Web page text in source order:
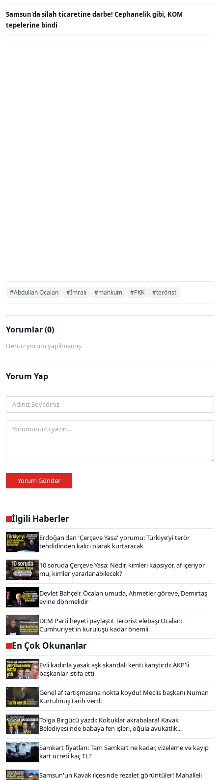
Samsun'da silah ticaretine darbe! Cephanelik gibi, KOM
tepelerine bindi
#Abdullah Öcalan #İmralı #mahkum #PKK #terörist
Yorumlar (0)
Henüz yorum yapılmamış.
Yorum Yap
Yorum Gönder
İlgili Haberler
Erdoğan'dan 'Çerçeve Yasa' yorumu: Türkiye’yi terör
tehdidinden kalıcı olarak kurtaracak
10 soruda Çerçeve Yasa: Nedir, kimleri kapsıyor, af içeriyor
mu, kimler yararlanabilecek?
Devlet Bahçeli: Öcalan umuda, Ahmetler göreve, Demirtaş
evine dönmelidir
DEM Parti heyeti paylaştı! Terörist elebaşı Öcalan:
Cumhuriyet'in kuruluşu kadar önemli
En Çok Okunanlar
Evli kadınla yasak aşk skandalı kenti karıştırdı: AKP'li
başkanlar istifa etti
Genel af tartışmasına nokta koydu! Meclis başkanı Numan
Kurtulmuş tarih verdi
Tolga Birgücü yazdı: Koltuklar akrabalara! Kavak
Belediyesi'nde babaya fen işleri, oğula avukatlık...
Samkart fiyatları: Tam Samkart ne kadar, vizeleme ve kayıp
kart ücreti kaç TL?
Samsun'un Kavak ilçesinde rezalet görüntüler! Mahalleli